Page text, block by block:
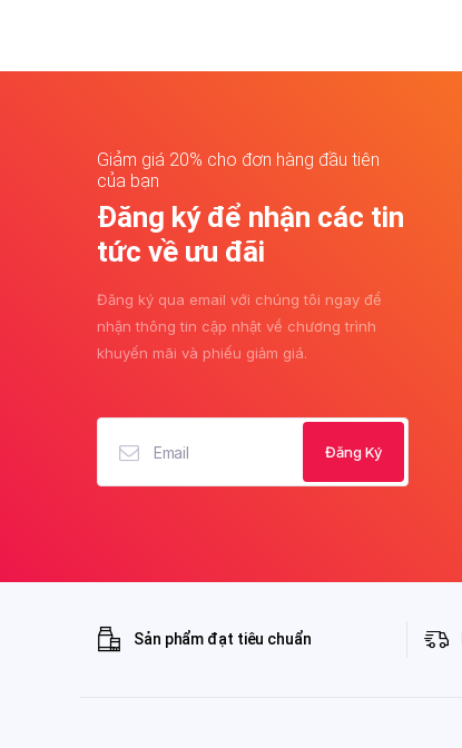
Giảm giá 20% cho đơn hàng đầu tiên
của bạn
Đăng ký để nhận các tin
tức về ưu đãi
Đăng ký qua email với chúng tôi ngay để
nhận thông tin cập nhật về chương trình
khuyến mãi và phiếu giảm giá.
Sản phẩm đạt tiêu chuẩn